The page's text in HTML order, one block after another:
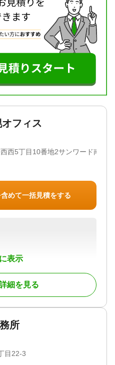
調査 / 成年後見 / 相続手
/ 相続人調査 / 任意後見
談可 / 初回相談無料 / 18
フィス
西5丁目10番地2サンワード南2西
めて一括見積をする
表示
細を見る
所
目22-3